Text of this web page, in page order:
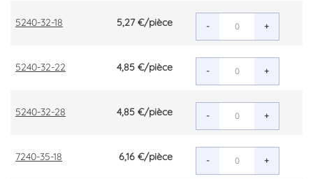
5240-32-18 5,27 €/pièce - +
5240-32-22 4,85 €/pièce - +
5240-32-28 4,85 €/pièce - +
7240-35-18 6,16 €/pièce - +